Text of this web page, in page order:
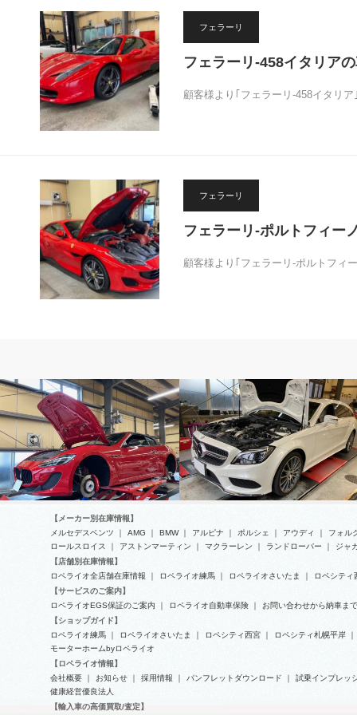
フェラーリ
フェラーリ-458イタリア
顧客様より｢フェラーリ-458イタリ
フェラーリ
フェラーリ-ポルトフィー
顧客様より｢フェラーリ-ポルトフィ
マセラティ-グランカブリオの車
CLS550のエンジン不具合点検修
【メーカー別在庫情報】
メルセデスベンツ ｜ AMG ｜ BMW｜ アルピナ｜ ポルシェ ｜ アウディ ｜
フォル
ロールスロイス
｜ アストンマーティン ｜ マクラーレン ｜ ランドローバー ｜
ジャ
【店舗別在庫情報】
ロペライオ全店舗在庫情報 ｜ ロペライオ練馬｜ ロペライオさいたま ｜
ロペシティ
【サービスのご案内】
ロペライオEGS保証のご案内 ｜ ロペライオ自動車保険｜
お問い合わせから納車まで
【ショップガイド】
ロペライオ練馬｜ ロペライオさいたま ｜ ロペシティ西宮｜ ロペシティ札幌平岸｜
モーターホームbyロペライオ
【ロペライオ情報】
会社概要｜ お知らせ｜ 採用情報 ｜ パンフレットダウンロード ｜
試乗インプレッ
健康経営優良法人
【輸入車の高価買取/査定】